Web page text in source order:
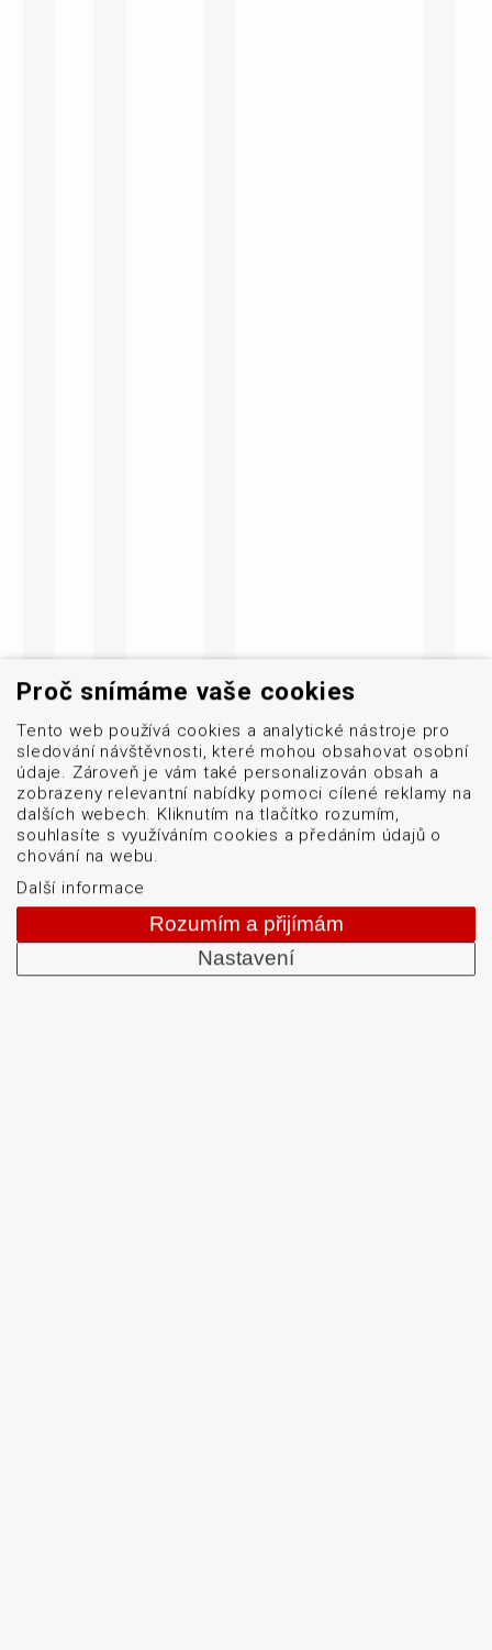
Proč snímáme vaše cookies
Tento web používá cookies a analytické nástroje pro
sledování návštěvnosti, které mohou obsahovat osobní
údaje. Zároveň je vám také personalizován obsah a
zobrazeny relevantní nabídky pomoci cílené reklamy na
dalších webech. Kliknutím na tlačítko rozumím,
souhlasíte s využíváním cookies a předáním údajů o
chování na webu.
Další informace
Rozumím a přijímám
Nastavení